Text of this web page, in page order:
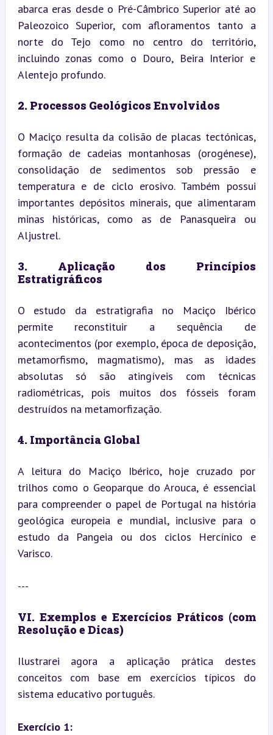
abarca eras desde o Pré-Câmbrico Superior até ao
Paleozoico Superior, com afloramentos tanto a
norte do Tejo como no centro do território,
incluindo zonas como o Douro, Beira Interior e
Alentejo profundo.
2. Processos Geológicos Envolvidos
O Maciço resulta da colisão de placas tectónicas,
formação de cadeias montanhosas (orogénese),
consolidação de sedimentos sob pressão e
temperatura e de ciclo erosivo. Também possui
importantes depósitos minerais, que alimentaram
minas históricas, como as de Panasqueira ou
Aljustrel.
3. Aplicação dos Princípios
Estratigráficos
O estudo da estratigrafia no Maciço Ibérico
permite reconstituir a sequência de
acontecimentos (por exemplo, época de deposição,
metamorfismo, magmatismo), mas as idades
absolutas só são atingíveis com técnicas
radiométricas, pois muitos dos fósseis foram
destruídos na metamorfização.
4. Importância Global
A leitura do Maciço Ibérico, hoje cruzado por
trilhos como o Geoparque do Arouca, é essencial
para compreender o papel de Portugal na história
geológica europeia e mundial, inclusive para o
estudo da Pangeia ou dos ciclos Hercínico e
Varisco.
---
VI. Exemplos e Exercícios Práticos (com
Resolução e Dicas)
Ilustrarei agora a aplicação prática destes
conceitos com base em exercícios típicos do
sistema educativo português.
Exercício 1: